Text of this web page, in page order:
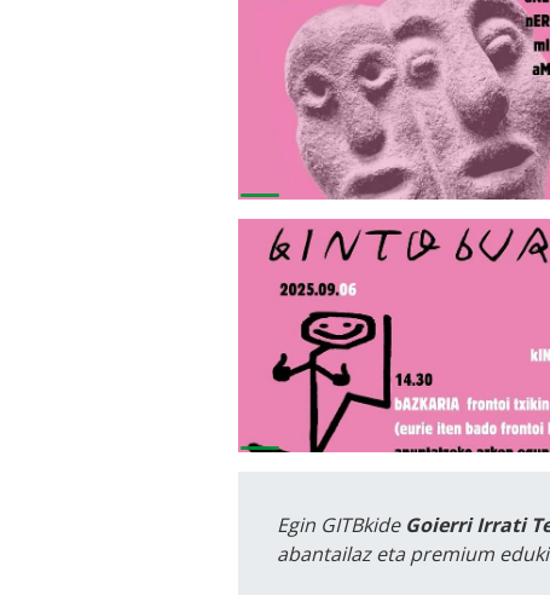
Egin GITBkide Goierri Irrati
abantailaz eta premium